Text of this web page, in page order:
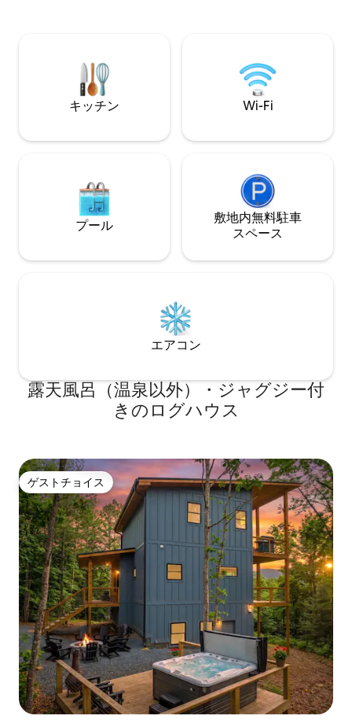
など、完全なプライバシーを確保できま
す。また、ハイキングに出かける前にど
うしても仕事をしなければならない場合
は、高速Wi-Fiをご利用いただけます！
するには、運転免
があります。
キッチン Wi-Fi
プール
敷地内無料駐⁠車
ス⁠ペ⁠ー⁠ス
エアコン
露天風呂（温泉以外）・ジャグジー付
きのログハウス
ゲストチョイス
ゲストチョイス